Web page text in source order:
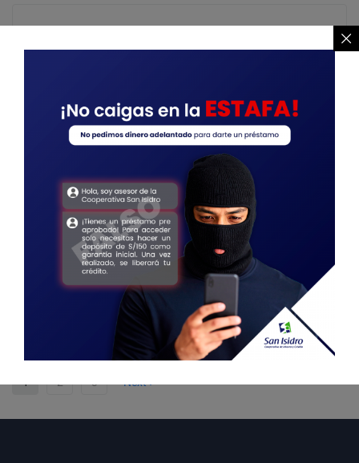
Caja Navideña
Posted05/05/2025
Bingo de mamá
1 2 3 Next